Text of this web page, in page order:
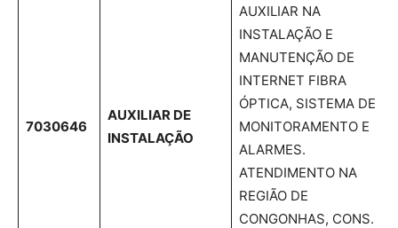
7030646
AUXILIAR DE
INSTALAÇÃO
AUXILIAR NA
INSTALAÇÃO E
MANUTENÇÃO DE
INTERNET FIBRA
ÓPTICA, SISTEMA DE
MONITORAMENTO E
ALARMES.
ATENDIMENTO NA
REGIÃO DE
CONGONHAS, CONS.